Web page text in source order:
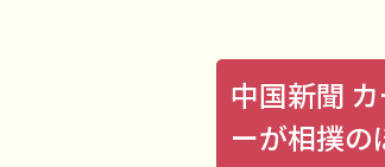
中国新聞
ーが相撲の